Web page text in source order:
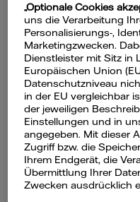
Ganz wichtig:
eMobility Portal
benötigen Sie
Webbrowser auf
Bitte stellen Sie
Chromeoder
Smartphone
sich diesen
jeweiligen
herunter.
„Optionale Cookies
uns die Verarbeitung
Personalisierungs-,
Marketingzwecken.
Dienstleister mit Sitz in
Europäischen Union
Datenschutzniveau
in der EU vergleichbar
der jeweiligen
Einstellungen und in
angegeben. Mit dieser
Zugriff bzw. die
Ihrem Endgerät, die
Übermittlung Ihrer
Zwecken ausdrücklich